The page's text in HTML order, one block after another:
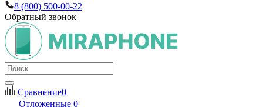
8 (800) 500-00-22
Обратный звонок
Сравнение0
Отложенные 0